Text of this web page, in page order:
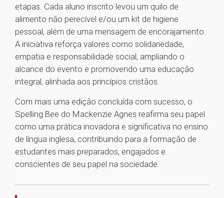
etapas. Cada aluno inscrito levou um quilo de
alimento não perecível e/ou um kit de higiene
pessoal, além de uma mensagem de encorajamento.
A iniciativa reforça valores como solidariedade,
empatia e responsabilidade social, ampliando o
alcance do evento e promovendo uma educação
integral, alinhada aos princípios cristãos.
Com mais uma edição concluída com sucesso, o
Spelling Bee do Mackenzie Agnes reafirma seu papel
como uma prática inovadora e significativa no ensino
de língua inglesa, contribuindo para a formação de
estudantes mais preparados, engajados e
conscientes de seu papel na sociedade.
1